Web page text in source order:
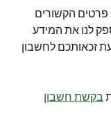
הקשורים
לנו את המידע
זכאותכם לחשבון
בקשת חשבון